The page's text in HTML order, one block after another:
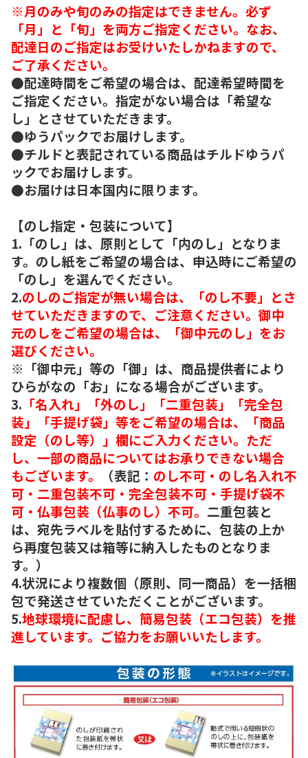
※月のみや旬のみの指定はできません。必ず
「月」と「旬」を両方ご指定ください。なお、
配達日のご指定はお受けいたしかねますので、
ご了承ください。
●配達時間をご希望の場合は、配達希望時間を
ご指定ください。指定がない場合は「希望な
し」とさせていただきます。
●ゆうパックでお届けします。
●チルドと表記されている商品はチルドゆうパ
ックでお届けします。
●お届けは日本国内に限ります。
【のし指定・包装について】
1.「のし」は、原則として「内のし」となりま
す。のし紙をご希望の場合は、申込時にご希望の
「のし」を選んでください。
2.のしのご指定が無い場合は、「のし不要」とさ
せていただきますので、ご注意ください。御中
元のしをご希望の場合は、「御中元のし」をお
選びください。
※「御中元」等の「御」は、商品提供者により
ひらがなの「お」になる場合がございます。
3. 「名入れ」「外のし」「二重包装」「完全包
装」「手提げ袋」等をご希望の場合は、「商品
設定（のし等）」欄にご入力ください。ただ
し、一部の商品についてはお承りできない場合
もございます。
（表記： のし不可・のし名入れ不
可・二重包装不可・完全包装不可・手提げ袋不
可・仏事包装（仏事のし）不可。 二重包装と
は、宛先ラベルを貼付するために、包装の上か
ら再度包装又は箱等に納入したものとなりま
す。）
4.状況により複数個（原則、同一商品）を一括梱
包で発送させていただくことがございます。
5.地球環境に配慮し、簡易包装（エコ包装）を推
進しています。ご協力をお願いいたします。